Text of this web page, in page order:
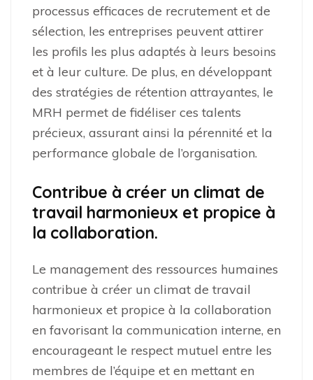
processus efficaces de recrutement et de
sélection, les entreprises peuvent attirer
les profils les plus adaptés à leurs besoins
et à leur culture. De plus, en développant
des stratégies de rétention attrayantes, le
MRH permet de fidéliser ces talents
précieux, assurant ainsi la pérennité et la
performance globale de l’organisation.
Contribue à créer un climat de
travail harmonieux et propice à
la collaboration.
Le management des ressources humaines
contribue à créer un climat de travail
harmonieux et propice à la collaboration
en favorisant la communication interne, en
encourageant le respect mutuel entre les
membres de l’équipe et en mettant en